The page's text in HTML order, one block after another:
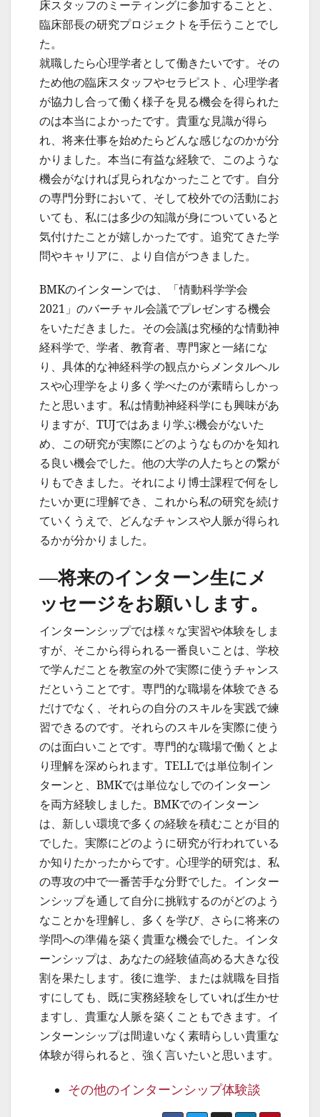
床スタッフのミーティングに参加することと、
臨床部長の研究プロジェクトを手伝うことでし
た。
就職したら心理学者として働きたいです。その
ため他の臨床スタッフやセラピスト、心理学者
が協力し合って働く様子を見る機会を得られた
のは本当によかったです。貴重な見識が得ら
れ、将来仕事を始めたらどんな感じなのかが分
かりました。本当に有益な経験で、このような
機会がなければ見られなかったことです。自分
の専門分野において、そして校外での活動にお
いても、私には多少の知識が身についていると
気付けたことが嬉しかったです。追究てきた学
問やキャリアに、より自信がつきました。
BMKのインターンでは、「情動科学学会
2021」のバーチャル会議でプレゼンする機会
をいただきました。その会議は究極的な情動神
経科学で、学者、教育者、専門家と一緒にな
り、具体的な神経科学の観点からメンタルヘル
スや心理学をより多く学べたのが素晴らしかっ
たと思います。私は情動神経科学にも興味があ
りますが、TUJではあまり学ぶ機会がないた
め、この研究が実際にどのようなものかを知れ
る良い機会でした。他の大学の人たちとの繋が
りもできました。それにより博士課程で何をし
たいか更に理解でき、これから私の研究を続け
ていくうえで、どんなチャンスや人脈が得られ
るかが分かりました。
—将来のインターン生にメ
ッセージをお願いします。
インターンシップでは様々な実習や体験をしま
すが、そこから得られる一番良いことは、学校
で学んだことを教室の外で実際に使うチャンス
だということです。専門的な職場を体験できる
だけでなく、それらの自分のスキルを実践で練
習できるのです。それらのスキルを実際に使う
のは面白いことです。専門的な職場で働くとよ
り理解を深められます。TELLでは単位制イン
ターンと、BMKでは単位なしでのインターン
を両方経験しました。BMKでのインターン
は、新しい環境で多くの経験を積むことが目的
でした。実際にどのように研究が行われている
か知りたかったからです。心理学的研究は、私
の専攻の中で一番苦手な分野でした。インター
ンシップを通して自分に挑戦するのがどのよう
なことかを理解し、多くを学び、さらに将来の
学問への準備を築く貴重な機会でした。インタ
ーンシップは、あなたの経験値高める大きな役
割を果たします。後に進学、または就職を目指
すにしても、既に実務経験をしていれば生かせ
ますし、貴重な人脈を築くこともできます。イ
ンターンシップは間違いなく素晴らしい貴重な
体験が得られると、強く言いたいと思います。
その他のインターンシップ体験談